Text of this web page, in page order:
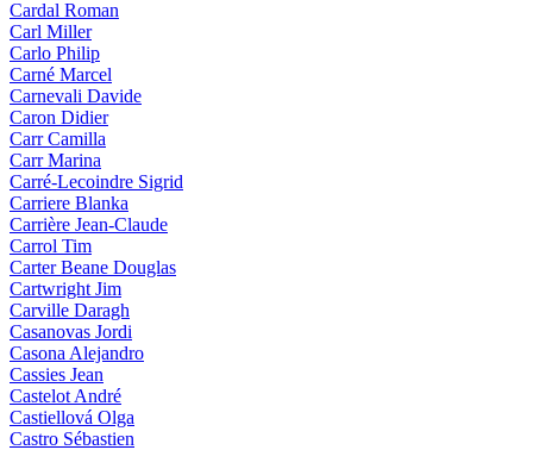
Cardal Roman
Carl Miller
Carlo Philip
Carné Marcel
Carnevali Davide
Caron Didier
Carr Camilla
Carr Marina
Carré-Lecoindre Sigrid
Carriere Blanka
Carrière Jean-Claude
Carrol Tim
Carter Beane Douglas
Cartwright Jim
Carville Daragh
Casanovas Jordi
Casona Alejandro
Cassies Jean
Castelot André
Castiellová Olga
Castro Sébastien